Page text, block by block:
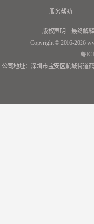
服务帮助
版权声明：最终解
Copyright © 2016-2026
粤
公司地址：深圳市宝安区航城街道